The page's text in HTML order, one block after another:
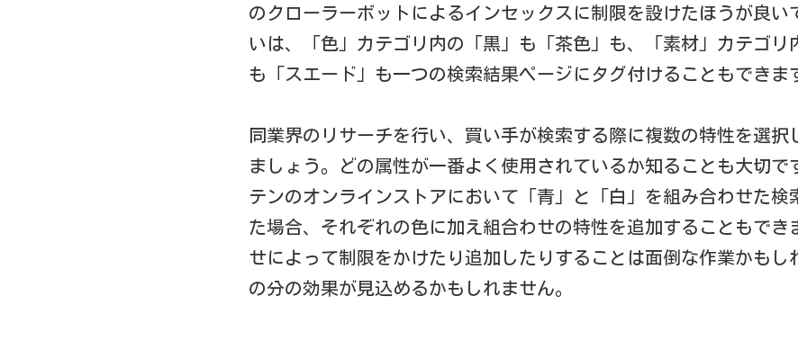
のクローラーボットによるインセックスに制限を設けたほうが良い
いは、「色」カテゴリ内の「黒」も「茶色」も、「素材」カテゴリ
も「スエード」も一つの検索結果ページにタグ付けることもできま
同業界のリサーチを行い、買い手が検索する際に複数の特性を選択
ましょう。どの属性が一番よく使用されているか知ることも大切で
テンのオンラインストアにおいて「青」と「白」を組み合わせた検
た場合、それぞれの色に加え組合わせの特性を追加することもでき
せによって制限をかけたり追加したりすることは面倒な作業かもし
の分の効果が見込めるかもしれません。